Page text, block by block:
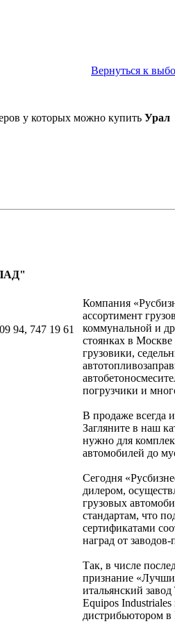
Вернуться к
у которых можно купить Урал
94, 747 19 61
Компания
ассортимент
коммунальной и
стоянках в
грузовики,
погрузчики и
В продаже всегда
Загляните в наш
нужно для
автомобилей до
Сегодня
дилером,
грузовых
стандартам, что
сертификатами
наград от
Так, в числе
признание
итальянский
Equipos
дистрибьютором в